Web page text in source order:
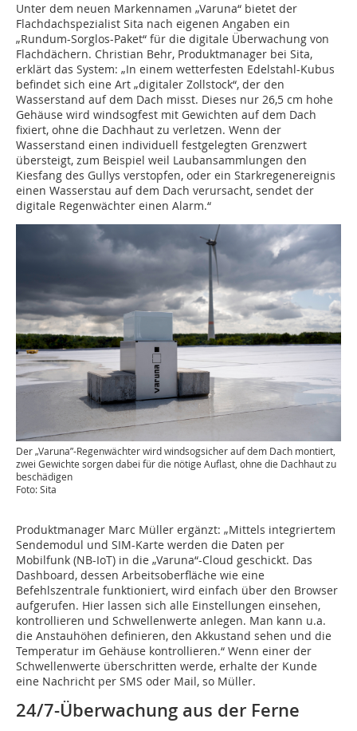
Unter dem neuen Markennamen „Varuna“ bietet der
Flachdachspezialist Sita nach eigenen Angaben ein
„Rundum-Sorglos-Paket“ für die digitale Überwachung von
Flachdächern. Christian Behr, Produktmanager bei Sita,
erklärt das System: „In einem wetterfesten Edelstahl-Kubus
befindet sich eine Art „digitaler Zollstock“, der den
Wasserstand auf dem Dach misst. Dieses nur 26,5 cm hohe
Gehäuse wird windsogfest mit Gewichten auf dem Dach
fixiert, ohne die Dachhaut zu verletzen. Wenn der
Wasserstand einen individuell festgelegten Grenzwert
übersteigt, zum Beispiel weil Laubansammlungen den
Kiesfang des Gullys verstopfen, oder ein Starkregenereignis
einen Wasserstau auf dem Dach verursacht, sendet der
digitale Regenwächter einen Alarm.“
Der „Varuna”-Regenwächter wird windsogsicher auf dem Dach montiert,
zwei Gewichte sorgen dabei für die nötige Auflast, ohne die Dachhaut zu
beschädigen
Foto: Sita
Produktmanager Marc Müller ergänzt: „Mittels integriertem
Sendemodul und SIM-Karte werden die Daten per
Mobilfunk (NB-IoT) in die „Varuna“-Cloud geschickt. Das
Dashboard, dessen Arbeitsoberfläche wie eine
Befehlszentrale funktioniert, wird einfach über den Browser
aufgerufen. Hier lassen sich alle Einstellungen einsehen,
kontrollieren und Schwellenwerte anlegen. Man kann u.a.
die Anstauhöhen definieren, den Akkustand sehen und die
Temperatur im Gehäuse kontrollieren.“ Wenn einer der
Schwellenwerte überschritten werde, erhalte der Kunde
eine Nachricht per SMS oder Mail, so Müller.
24/7-Überwachung aus der Ferne